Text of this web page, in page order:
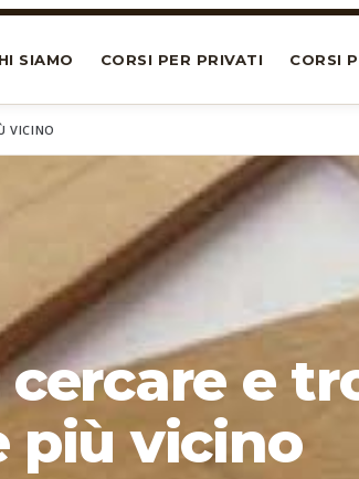
SIAMO CORSI PER PRIVATI CORSI
VICINO
cercare e
più vicino